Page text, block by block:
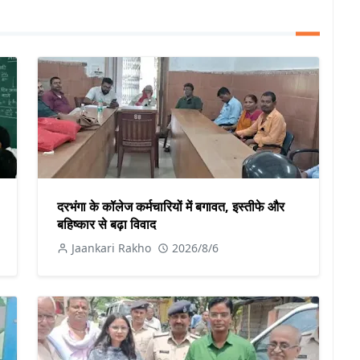
दरभंगा के कॉलेज कर्मचारियों में बगावत, इस्तीफे और
बहिष्कार से बढ़ा विवाद
Jaankari Rakho 2026/8/6